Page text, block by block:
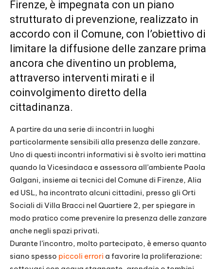
Firenze, è impegnata con un piano
strutturato di prevenzione, realizzato in
accordo con il Comune, con l’obiettivo di
limitare la diffusione delle zanzare prima
ancora che diventino un problema,
attraverso interventi mirati e il
coinvolgimento diretto della
cittadinanza.
A partire da una serie di incontri in luoghi
particolarmente sensibili alla presenza delle zanzare.
Uno di questi incontri informativi si è svolto ieri mattina
quando la Vicesindaca e assessora all’ambiente Paola
Galgani, insieme ai tecnici del Comune di Firenze, Alia
ed USL, ha incontrato alcuni cittadini, presso gli Orti
Sociali di Villa Bracci nel Quartiere 2, per spiegare in
modo pratico come prevenire la presenza delle zanzare
anche negli spazi privati.
Durante l’incontro, molto partecipato, è emerso quanto
siano spesso piccoli errori a favorire la proliferazione: